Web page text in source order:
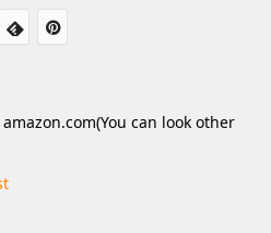
can look other